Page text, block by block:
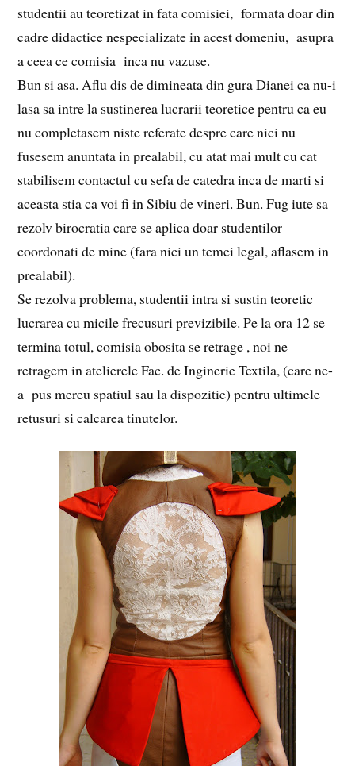
studentii au teoretizat in fata comisiei, formata doar din
cadre didactice nespecializate in acest domeniu, asupra
a ceea ce comisia inca nu vazuse.
Bun si asa. Aflu dis de dimineata din gura Dianei ca nu-i
lasa sa intre la sustinerea lucrarii teoretice pentru ca eu
nu completasem niste referate despre care nici nu
fusesem anuntata in prealabil, cu atat mai mult cu cat
stabilisem contactul cu sefa de catedra inca de marti si
aceasta stia ca voi fi in Sibiu de vineri. Bun. Fug iute sa
rezolv birocratia care se aplica doar studentilor
coordonati de mine (fara nici un temei legal, aflasem in
prealabil).
Se rezolva problema, studentii intra si sustin teoretic
lucrarea cu micile frecusuri previzibile. Pe la ora 12 se
termina totul, comisia obosita se retrage , noi ne
retragem in atelierele Fac. de Inginerie Textila, (care ne-
a pus mereu spatiul sau la dispozitie) pentru ultimele
retusuri si calcarea tinutelor.